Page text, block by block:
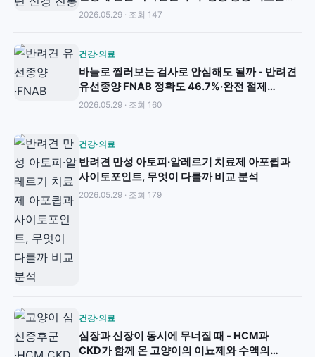
끊는다
2026.05.29 · 조회 147
건강·의료
바늘로 찔러보는 검사로 안심해도 될까 - 반려견
유선종양 FNAB 정확도 46.7%·완전 절제
조직검사만이 정답
2026.05.29 · 조회 160
건강·의료
반려견 만성 아토피·알레르기 치료제 아포큅과
사이토포인트, 무엇이 다를까 비교 분석
2026.05.29 · 조회 179
건강·의료
심장과 신장이 동시에 무너질 때 - HCM과
CKD가 함께 온 고양이의 이뇨제와 수액의